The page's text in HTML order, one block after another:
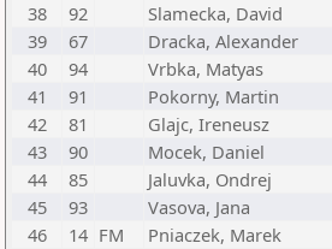
38
92 Slamecka, David
39
67 Dracka, Alexander
40
94 Vrbka, Matyas
41
91 Pokorny, Martin
42
81 Glajc, Ireneusz
43
90 Mocek, Daniel
44
85 Jaluvka, Ondrej
45
93 Vasova, Jana
46
14 FM Pniaczek, Marek